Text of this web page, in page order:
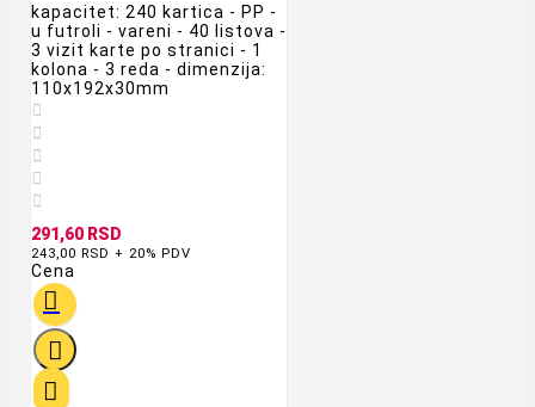
kapacitet: 240 kartica - PP -
u futroli - vareni - 40 listova -
3 vizit karte po stranici - 1
kolona - 3 reda - dimenzija:
110x192x30mm





291,60 RSD
243,00 RSD + 20% PDV
Cena


